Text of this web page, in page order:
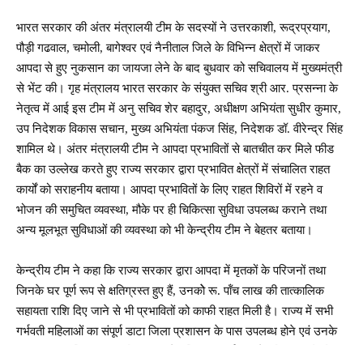
भारत सरकार की अंतर मंत्रालयी टीम के सदस्यों ने उत्तरकाशी, रूद्रप्रयाग,
पौड़ी गढवाल, चमोली, बागेश्वर एवं नैनीताल जिले के विभिन्न क्षेत्रों में जाकर
आपदा से हुए नुकसान का जायजा लेने के बाद बुधवार को सचिवालय में मुख्यमंत्री
से भेंट की। गृह मंत्रालय भारत सरकार के संयुक्त सचिव श्री आर. प्रसन्ना के
नेतृत्व में आई इस टीम में अनु सचिव शेर बहादुर, अधीक्षण अभियंता सुधीर कुमार,
उप निदेशक विकास सचान, मुख्य अभियंता पंकज सिंह, निदेशक डॉ. वीरेन्द्र सिंह
शामिल थे। अंतर मंत्रालयी टीम ने आपदा प्रभावितों से बातचीत कर मिले फीड
बैक का उल्लेख करते हुए राज्य सरकार द्वारा प्रभावित क्षेत्रों में संचालित राहत
कार्यों को सराहनीय बताया। आपदा प्रभावितों के लिए राहत शिविरों में रहने व
भोजन की समुचित व्यवस्था, मौके पर ही चिकित्सा सुविधा उपलब्ध कराने तथा
अन्य मूलभूत सुविधाओं की व्यवस्था को भी केन्द्रीय टीम ने बेहतर बताया।
केन्द्रीय टीम ने कहा कि राज्य सरकार द्वारा आपदा में मृतकों के परिजनों तथा
जिनके घर पूर्ण रूप से क्षतिग्रस्त हुए हैं, उनकोे रू. पॉंच लाख की तात्कालिक
सहायता राशि दिए जाने से भी प्रभावितों को काफी राहत मिली है। राज्य में सभी
गर्भवती महिलाओं का संपूर्ण डाटा जिला प्रशासन के पास उपलब्ध होने एवं उनके